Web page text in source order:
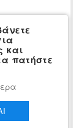
και
πατήστε